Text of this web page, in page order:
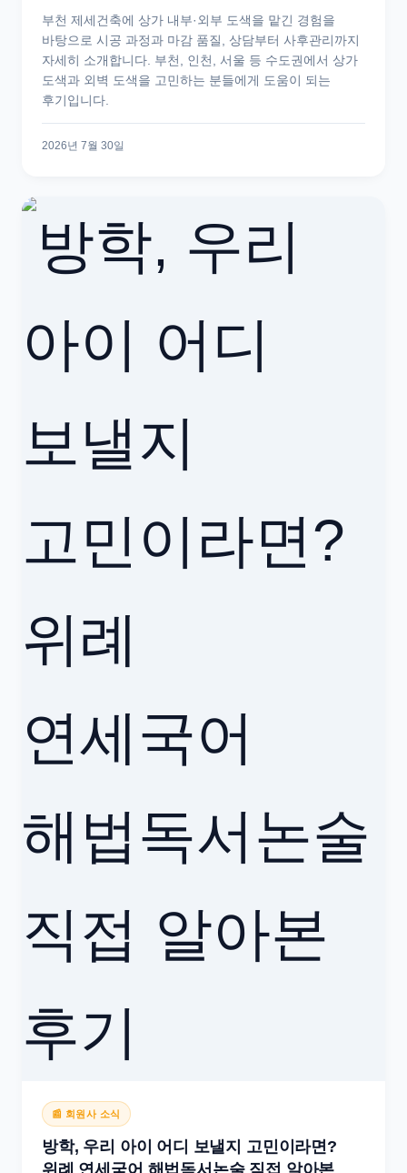
부천 제세건축에 상가 내부·외부 도색을 맡긴 경험을
바탕으로 시공 과정과 마감 품질, 상담부터 사후관리까지
자세히 소개합니다. 부천, 인천, 서울 등 수도권에서 상가
도색과 외벽 도색을 고민하는 분들에게 도움이 되는
후기입니다.
2026년 7월 30일
📰 회원사 소식
방학, 우리 아이 어디 보낼지 고민이라면?